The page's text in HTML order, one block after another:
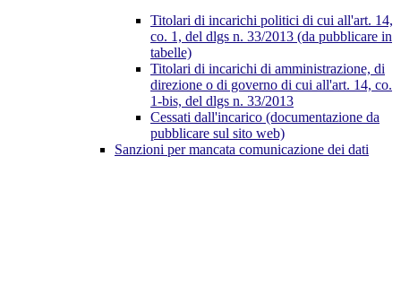
Titolari di incarichi politici di cui all'art. 14,
co. 1, del dlgs n. 33/2013 (da pubblicare in
tabelle)
Titolari di incarichi di amministrazione, di
direzione o di governo di cui all'art. 14, co.
1-bis, del dlgs n. 33/2013
Cessati dall'incarico (documentazione da
pubblicare sul sito web)
Sanzioni per mancata comunicazione dei dati